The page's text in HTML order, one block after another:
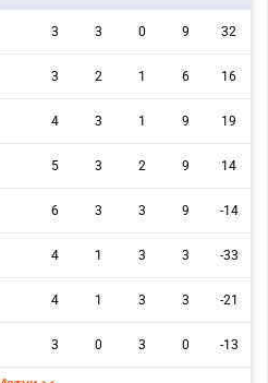
3 3 0 9 32
3 2 1 6 16
4 3 1 9 19
5 3 2 9 14
6 3 3 9 -14
4 1 3 3 -33
4 1 3 3 -21
3 0 3 0 -13